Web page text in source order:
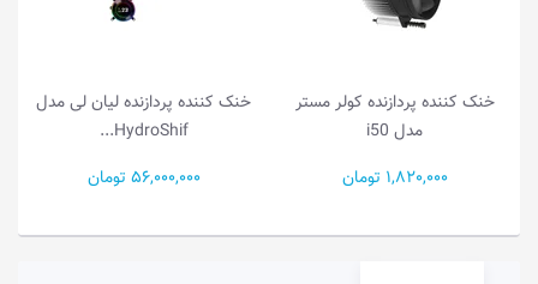
خنک کننده پردازنده کولر مستر
مدل i50
1,820,000 تومان
خنک کننده پردازنده لیان لی مدل
HydroShif...
56,000,000 تومان